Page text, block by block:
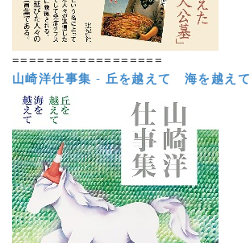
==================
山崎洋仕事集 - 丘を越えて 海を越えて